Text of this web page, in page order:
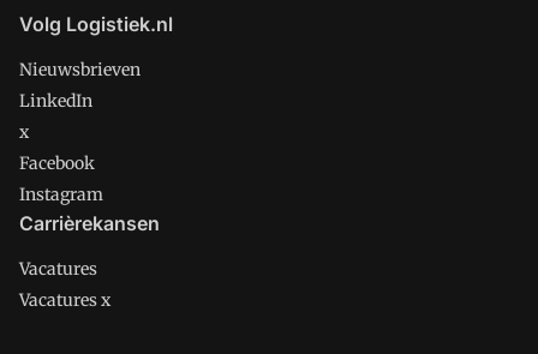
Volg Logistiek.nl
Nieuwsbrieven
LinkedIn
x
Facebook
Instagram
Carrièrekansen
Vacatures
Vacatures x